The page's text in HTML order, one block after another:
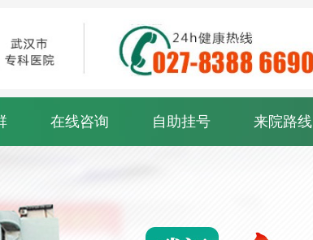
在线咨询 自助挂号 来院路线